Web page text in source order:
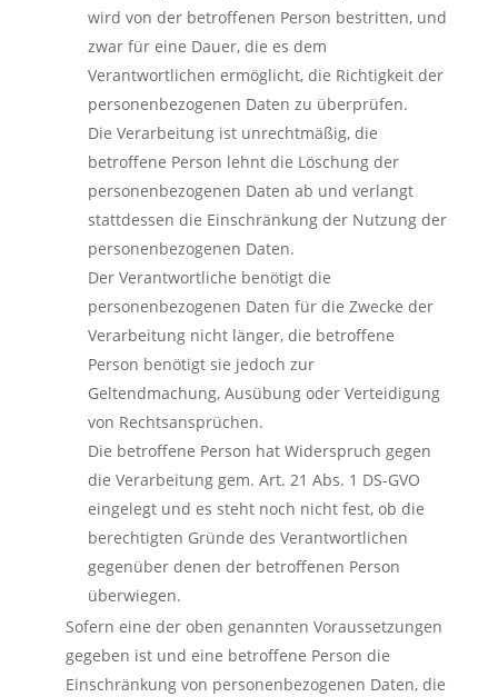
wird von der betroffenen Person bestritten, und
zwar für eine Dauer, die es dem
Verantwortlichen ermöglicht, die Richtigkeit der
personenbezogenen Daten zu überprüfen.
Die Verarbeitung ist unrechtmäßig, die
betroffene Person lehnt die Löschung der
personenbezogenen Daten ab und verlangt
stattdessen die Einschränkung der Nutzung der
personenbezogenen Daten.
Der Verantwortliche benötigt die
personenbezogenen Daten für die Zwecke der
Verarbeitung nicht länger, die betroffene
Person benötigt sie jedoch zur
Geltendmachung, Ausübung oder Verteidigung
von Rechtsansprüchen.
Die betroffene Person hat Widerspruch gegen
die Verarbeitung gem. Art. 21 Abs. 1 DS-GVO
eingelegt und es steht noch nicht fest, ob die
berechtigten Gründe des Verantwortlichen
gegenüber denen der betroffenen Person
überwiegen.
Sofern eine der oben genannten Voraussetzungen
gegeben ist und eine betroffene Person die
Einschränkung von personenbezogenen Daten, die